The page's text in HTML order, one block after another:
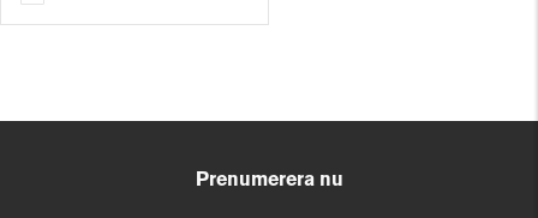
Prenumerera nu